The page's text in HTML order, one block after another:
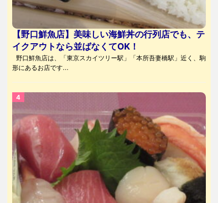
【野口鮮魚店】美味しい海鮮丼の行列店でも、テ
イクアウトなら並ばなくてOK！
野口鮮魚店は、「東京スカイツリー駅」「本所吾妻橋駅」近く、駒
形にあるお店です...